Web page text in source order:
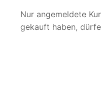
Nur angemeldete
gekauft haben,